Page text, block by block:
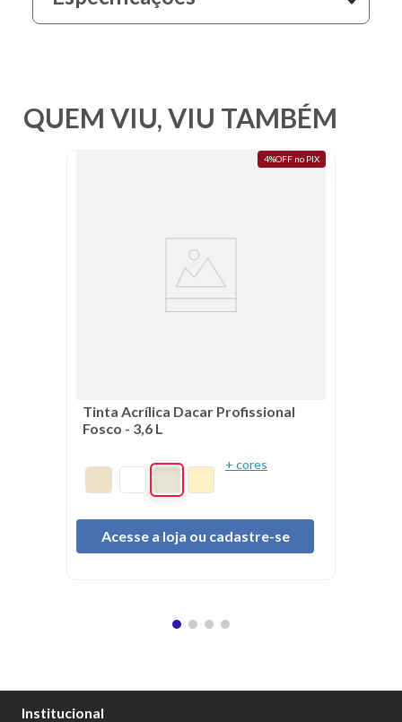
QUEM VIU, VIU TAMBÉM
4%OFF no PIX
Tinta Acrílica Dacar Profissional
Fosco - 3,6 L
+ cores
Acesse a loja ou cadastre-se
Institucional